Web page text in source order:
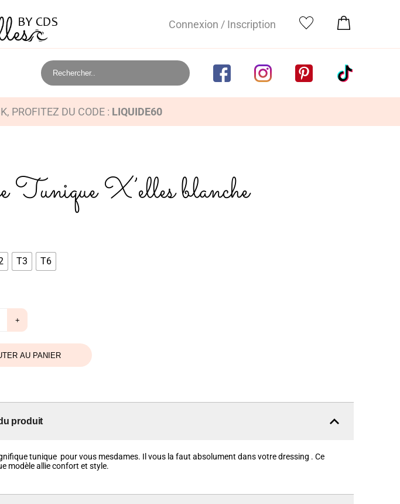
Connexion / Inscription
PROFITEZ DU CODE : LIQUIDE60
Tunique X’elles blanche
T3 T6
+
AU PANIER
produit
tunique pour vous mesdames. Il vous la faut absolument dans votre dressing . Ce
modèle allie confort et style.